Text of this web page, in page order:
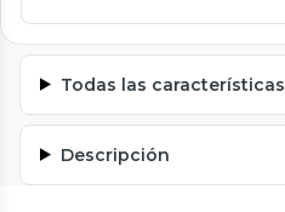
Todas las características
Descripción